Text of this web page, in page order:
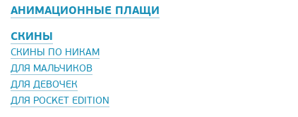
АНИМАЦИОННЫЕ ПЛАЩИ
СКИНЫ
СКИНЫ ПО НИКАМ
ДЛЯ МАЛЬЧИКОВ
ДЛЯ ДЕВОЧЕК
ДЛЯ POCKET EDITION